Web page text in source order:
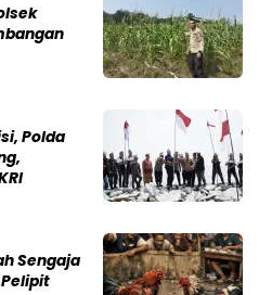
Polda
Sengaja